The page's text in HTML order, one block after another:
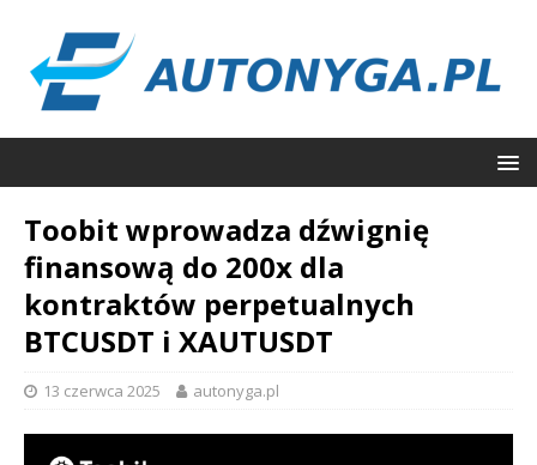
Toobit wprowadza dźwignię
finansową do 200x dla
kontraktów perpetualnych
BTCUSDT i XAUTUSDT
13 czerwca 2025 autonyga.pl